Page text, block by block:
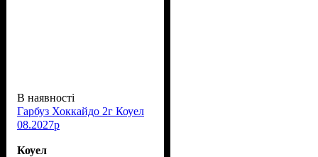
В наявності
Гарбуз Хоккайдо 2г Коуел
08.2027р
Коуел